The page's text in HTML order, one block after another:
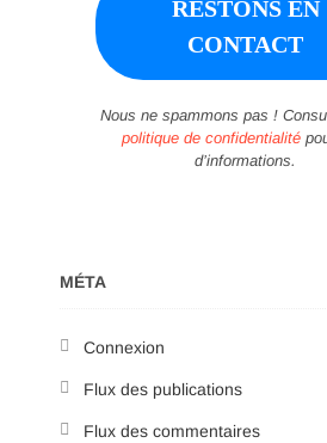
Nous ne spammons pas !
politique de confidentialité
d’informations.
MÉTA
Connexion
Flux des publications
Flux des commentaires